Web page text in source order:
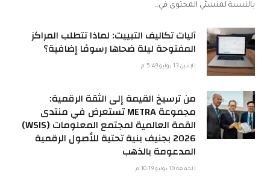
بالنسبة لمنشئي المحتوى في…
آليات تكاليف التبييت: لماذا تتطلب المراكز
المفتوحة ليلة ضحاها رسومًا إضافية؟
الإثنين 13 يوليو 5:49 م
من ترسيخ القيمة إلى الثقة الرقمية:
مجموعة METRA تستعرض في منتدى
القمة العالمية لمجتمع المعلومات (WSIS)
2026 بجنيف بنية تحتية للأصول الرقمية
المدعومة بالذهب
الجمعة 10 يوليو 10:19 م